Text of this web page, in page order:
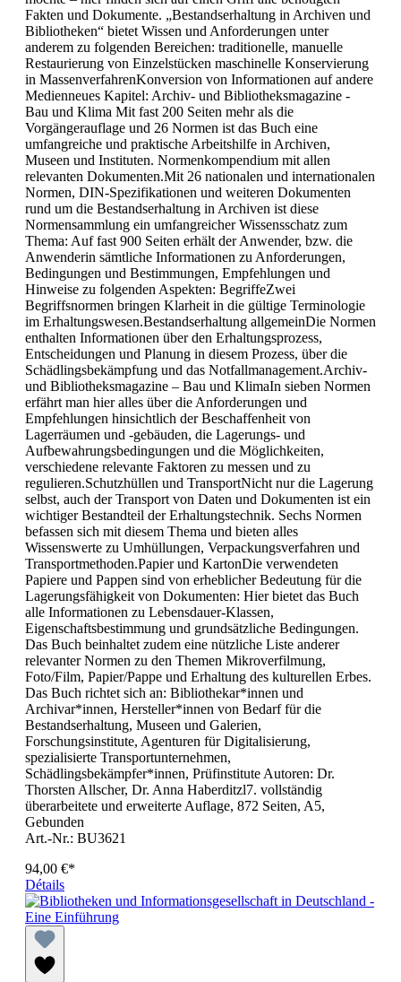
Fakten und Dokumente. „Bestandserhaltung in Archiven und
Bibliotheken“ bietet Wissen und Anforderungen unter
anderem zu folgenden Bereichen: traditionelle, manuelle
Restaurierung von Einzelstücken maschinelle Konservierung
in MassenverfahrenKonversion von Informationen auf andere
Medienneues Kapitel: Archiv- und Bibliotheksmagazine -
Bau und Klima Mit fast 200 Seiten mehr als die
Vorgängerauflage und 26 Normen ist das Buch eine
umfangreiche und praktische Arbeitshilfe in Archiven,
Museen und Instituten. Normenkompendium mit allen
relevanten Dokumenten.Mit 26 nationalen und internationalen
Normen, DIN-Spezifikationen und weiteren Dokumenten
rund um die Bestandserhaltung in Archiven ist diese
Normensammlung ein umfangreicher Wissensschatz zum
Thema: Auf fast 900 Seiten erhält der Anwender, bzw. die
Anwenderin sämtliche Informationen zu Anforderungen,
Bedingungen und Bestimmungen, Empfehlungen und
Hinweise zu folgenden Aspekten: BegriffeZwei
Begriffsnormen bringen Klarheit in die gültige Terminologie
im Erhaltungswesen.Bestandserhaltung allgemeinDie Normen
enthalten Informationen über den Erhaltungsprozess,
Entscheidungen und Planung in diesem Prozess, über die
Schädlingsbekämpfung und das Notfallmanagement.Archiv-
und Bibliotheksmagazine – Bau und KlimaIn sieben Normen
erfährt man hier alles über die Anforderungen und
Empfehlungen hinsichtlich der Beschaffenheit von
Lagerräumen und -gebäuden, die Lagerungs- und
Aufbewahrungsbedingungen und die Möglichkeiten,
verschiedene relevante Faktoren zu messen und zu
regulieren.Schutzhüllen und TransportNicht nur die Lagerung
selbst, auch der Transport von Daten und Dokumenten ist ein
wichtiger Bestandteil der Erhaltungstechnik. Sechs Normen
befassen sich mit diesem Thema und bieten alles
Wissenswerte zu Umhüllungen, Verpackungsverfahren und
Transportmethoden.Papier und KartonDie verwendeten
Papiere und Pappen sind von erheblicher Bedeutung für die
Lagerungsfähigkeit von Dokumenten: Hier bietet das Buch
alle Informationen zu Lebensdauer-Klassen,
Eigenschaftsbestimmung und grundsätzliche Bedingungen.
Das Buch beinhaltet zudem eine nützliche Liste anderer
relevanter Normen zu den Themen Mikroverfilmung,
Foto/Film, Papier/Pappe und Erhaltung des kulturellen Erbes.
Das Buch richtet sich an: Bibliothekar*innen und
Archivar*innen, Hersteller*innen von Bedarf für die
Bestandserhaltung, Museen und Galerien,
Forschungsinstitute, Agenturen für Digitalisierung,
spezialisierte Transportunternehmen,
Schädlingsbekämpfer*innen, Prüfinstitute Autoren: Dr.
Thorsten Allscher, Dr. Anna Haberditzl7. vollständig
überarbeitete und erweiterte Auflage, 872 Seiten, A5,
Gebunden
Art.-Nr.: BU3621
94,00 €*
Détails